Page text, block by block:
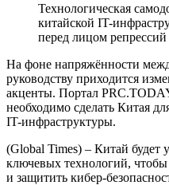
Технологическая
китайской IT-
перед лицом
На фоне напряжённости
руководству приходится
акценты. Портал
необходимо сделать Китая
IT-инфраструктуры.
(Global Times) – Китай будет
ключевых технологий,
и защитить кибер-